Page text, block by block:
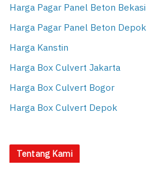
Harga Pagar Panel Beton Bekasi
Harga Pagar Panel Beton Depok
Harga Kanstin
Harga Box Culvert Jakarta
Harga Box Culvert Bogor
Harga Box Culvert Depok
Tentang Kami